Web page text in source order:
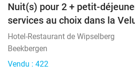
Nuit(s) pour 2 + petit-
services au choix dans la
Hotel-Restaurant de Wipselberg
Beekbergen
Vendu : 422